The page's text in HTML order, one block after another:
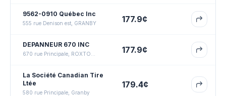
9562-0910 Québec Inc
555 rue Denison est, GRANBY 177.9¢
DEPANNEUR 670 INC
177.9¢
La Société Canadian Tire
Ltée
580 rue Principale, Granby
179.4¢